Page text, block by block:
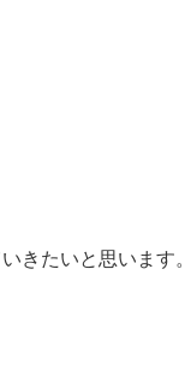
きたいと思います。